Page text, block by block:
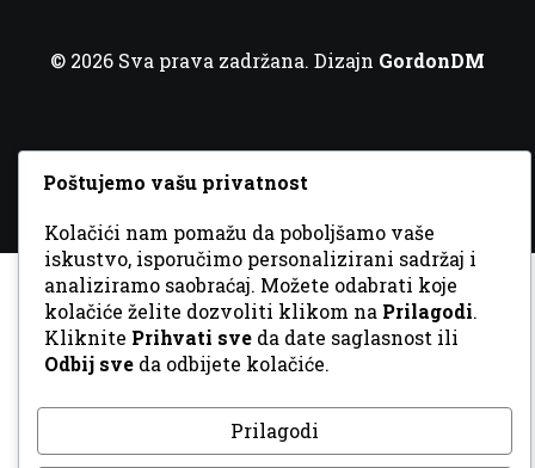
© 2026 Sva prava zadržana. Dizajn GordonDM
Poštujemo vašu privatnost
Kolačići nam pomažu da poboljšamo vaše
iskustvo, isporučimo personalizirani sadržaj i
analiziramo saobraćaj. Možete odabrati koje
kolačiće želite dozvoliti klikom na Prilagodi.
Kliknite Prihvati sve da date saglasnost ili
Odbij sve da odbijete kolačiće.
Prilagodi